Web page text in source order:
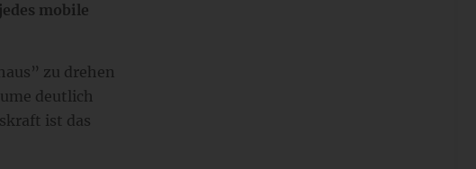
mobile
zu drehen
deutlich
ist das